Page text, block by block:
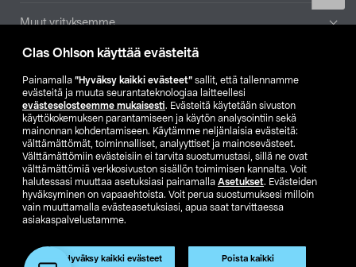
Clas Ohlson käyttää evästeitä
Painamalla ”Hyväksy kaikki evästeet” sallit, että tallennamme
evästeitä ja muuta seurantateknologiaa laitteellesi
evästeselosteemme mukaisesti. Evästeitä käytetään sivuston
käyttökokemuksen parantamiseen ja käytön analysointiin sekä
mainonnan kohdentamiseen. Käytämme neljänlaisia evästeitä:
välttämättömät, toiminnalliset, analyyttiset ja mainosevästeet.
Välttämättömiin evästeisiin ei tarvita suostumustasi, sillä ne ovat
välttämättömiä verkkosivuston sisällön toimimisen kannalta. Voit
halutessasi muuttaa asetuksiasi painamalla Asetukset. Evästeiden
hyväksyminen on vapaaehtoista. Voit perua suostumuksesi milloin
vain muuttamalla evästeasetuksiasi, apua saat tarvittaessa
asiakaspalvelustamme.
Hyväksy kaikki evästeet Poista kaikki
Muut yrityksemme
Etsi myymälä
SE NO FI
FI SV
Näytä hinnat ilman ALV:a